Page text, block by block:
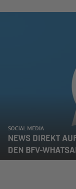
SOCIAL MEDIA
NEWS DIREKT
DEN BFV-